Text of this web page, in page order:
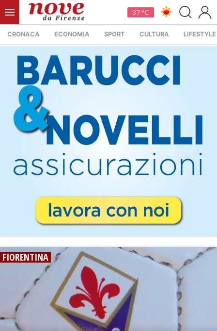
37 °C
CRONACA ECONOMIA SPORT CULTURA LIFESTYLE
FIORENTINA